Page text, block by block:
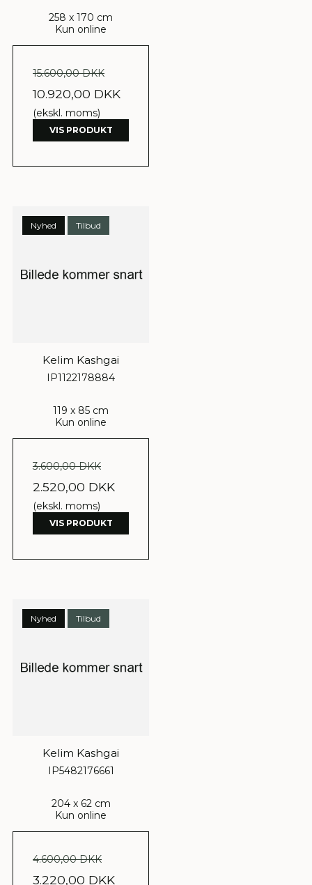
258 x 170 cm
Kun online
15.600,00 DKK
10.920,00 DKK
(ekskl. moms)
VIS PRODUKT
Nyhed Tilbud
Kelim Kashgai
IP1122178884
119 x 85 cm
Kun online
3.600,00 DKK
2.520,00 DKK
(ekskl. moms)
VIS PRODUKT
Nyhed Tilbud
Kelim Kashgai
IP5482176661
204 x 62 cm
Kun online
4.600,00 DKK
3.220,00 DKK